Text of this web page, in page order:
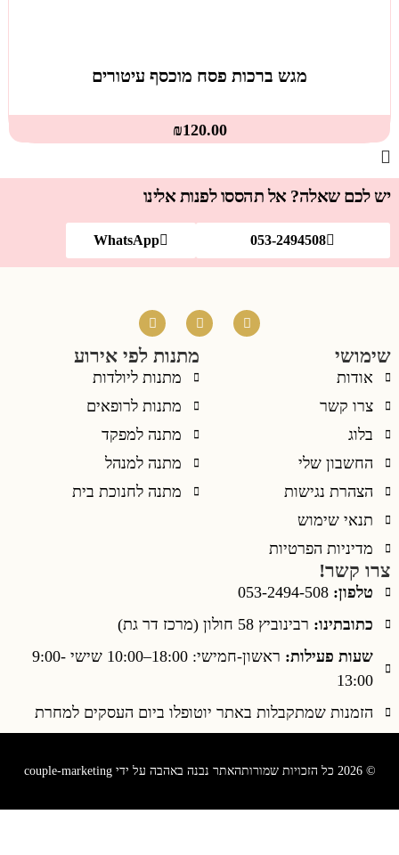
מגש ברכות פסח מוכסף עיטורים
₪120.00
יש לכם שאלה? אל תהססו לפנות אלינו
053-2494508
WhatsApp
שימושי
אודות
צרו קשר
בלוג
החשבון שלי
הצהרת נגישות
תנאי שימוש
מדיניות הפרטיות
מתנות לפי אירוע
מתנות ליולדות
מתנות לרופאים
מתנה למפקד
מתנה למנהל
מתנה לחנוכת בית
צרו קשר!
טלפון:053-2494-508
כתובתינו:רבינוביץ 58 חולון (מרכז דר גת)
שעות פעילות:
ראשון-חמישי: 18:00–10:00 שישי 9:00-
13:00
הזמנות שמתקבלות באתר יוטופלו ביום העסקים למחרת
© 2026 כל הזכויות שמורות האתר נבנה באהבה על ידי couple-marketing